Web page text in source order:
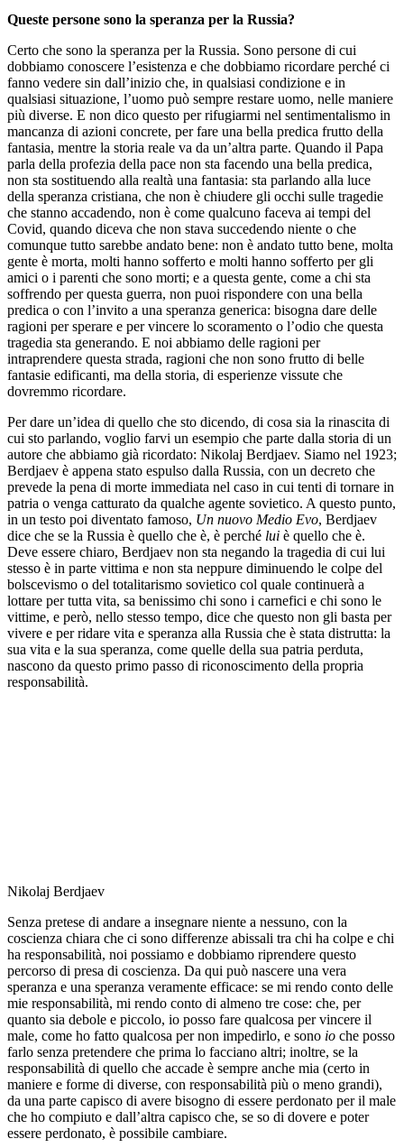
Queste persone sono la speranza per la Russia?
Certo che sono la speranza per la Russia. Sono persone di cui
dobbiamo conoscere l’esistenza e che dobbiamo ricordare perché ci
fanno vedere sin dall’inizio che, in qualsiasi condizione e in
qualsiasi situazione, l’uomo può sempre restare uomo, nelle maniere
più diverse. E non dico questo per rifugiarmi nel sentimentalismo in
mancanza di azioni concrete, per fare una bella predica frutto della
fantasia, mentre la storia reale va da un’altra parte. Quando il Papa
parla della profezia della pace non sta facendo una bella predica,
non sta sostituendo alla realtà una fantasia: sta parlando alla luce
della speranza cristiana, che non è chiudere gli occhi sulle tragedie
che stanno accadendo, non è come qualcuno faceva ai tempi del
Covid, quando diceva che non stava succedendo niente o che
comunque tutto sarebbe andato bene: non è andato tutto bene, molta
gente è morta, molti hanno sofferto e molti hanno sofferto per gli
amici o i parenti che sono morti; e a questa gente, come a chi sta
soffrendo per questa guerra, non puoi rispondere con una bella
predica o con l’invito a una speranza generica: bisogna dare delle
ragioni per sperare e per vincere lo scoramento o l’odio che questa
tragedia sta generando. E noi abbiamo delle ragioni per
intraprendere questa strada, ragioni che non sono frutto di belle
fantasie edificanti, ma della storia, di esperienze vissute che
dovremmo ricordare.
Per dare un’idea di quello che sto dicendo, di cosa sia la rinascita di
cui sto parlando, voglio farvi un esempio che parte dalla storia di un
autore che abbiamo già ricordato: Nikolaj Berdjaev. Siamo nel 1923;
Berdjaev è appena stato espulso dalla Russia, con un decreto che
prevede la pena di morte immediata nel caso in cui tenti di tornare in
patria o venga catturato da qualche agente sovietico. A questo punto,
in un testo poi diventato famoso, Un nuovo Medio Evo, Berdjaev
dice che se la Russia è quello che è, è perché lui è quello che è.
Deve essere chiaro, Berdjaev non sta negando la tragedia di cui lui
stesso è in parte vittima e non sta neppure diminuendo le colpe del
bolscevismo o del totalitarismo sovietico col quale continuerà a
lottare per tutta vita, sa benissimo chi sono i carnefici e chi sono le
vittime, e però, nello stesso tempo, dice che questo non gli basta per
vivere e per ridare vita e speranza alla Russia che è stata distrutta: la
sua vita e la sua speranza, come quelle della sua patria perduta,
nascono da questo primo passo di riconoscimento della propria
responsabilità.
Nikolaj Berdjaev
Senza pretese di andare a insegnare niente a nessuno, con la
coscienza chiara che ci sono differenze abissali tra chi ha colpe e chi
ha responsabilità, noi possiamo e dobbiamo riprendere questo
percorso di presa di coscienza. Da qui può nascere una vera
speranza e una speranza veramente efficace: se mi rendo conto delle
mie responsabilità, mi rendo conto di almeno tre cose: che, per
quanto sia debole e piccolo, io posso fare qualcosa per vincere il
male, come ho fatto qualcosa per non impedirlo, e sono io che posso
farlo senza pretendere che prima lo facciano altri; inoltre, se la
responsabilità di quello che accade è sempre anche mia (certo in
maniere e forme di diverse, con responsabilità più o meno grandi),
da una parte capisco di avere bisogno di essere perdonato per il male
che ho compiuto e dall’altra capisco che, se so di dovere e poter
essere perdonato, è possibile cambiare.